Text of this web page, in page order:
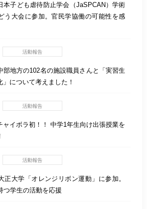
本子ども虐待防止学会（JaSPCAN）学術
う大会に参加。官民学協働の可能性を感
活動報告
部地方の102名の施設職員さんと「実習生
について考えました！
活動報告
ャイボラ初！！ 中学1年生向け出張授業を
活動報告
正大学「オレンジリボン運動」に参加。
つ学生の活動を応援